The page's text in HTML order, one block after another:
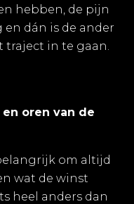
hebben, de pijn
dán is de ander
traject in te gaan.
oren van de
om altijd
wat de winst
heel anders dan